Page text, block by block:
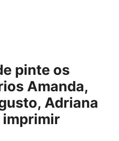
pinte os
Amanda,
Adriana
imprimir